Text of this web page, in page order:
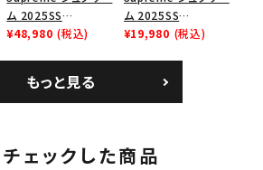
ム 2025SS
Backpack バックパッ
¥48,980 (税込)
ム 2025SS
Homerun Tee ホー
¥19,980 (税込)
もっと見る
ェックした商品